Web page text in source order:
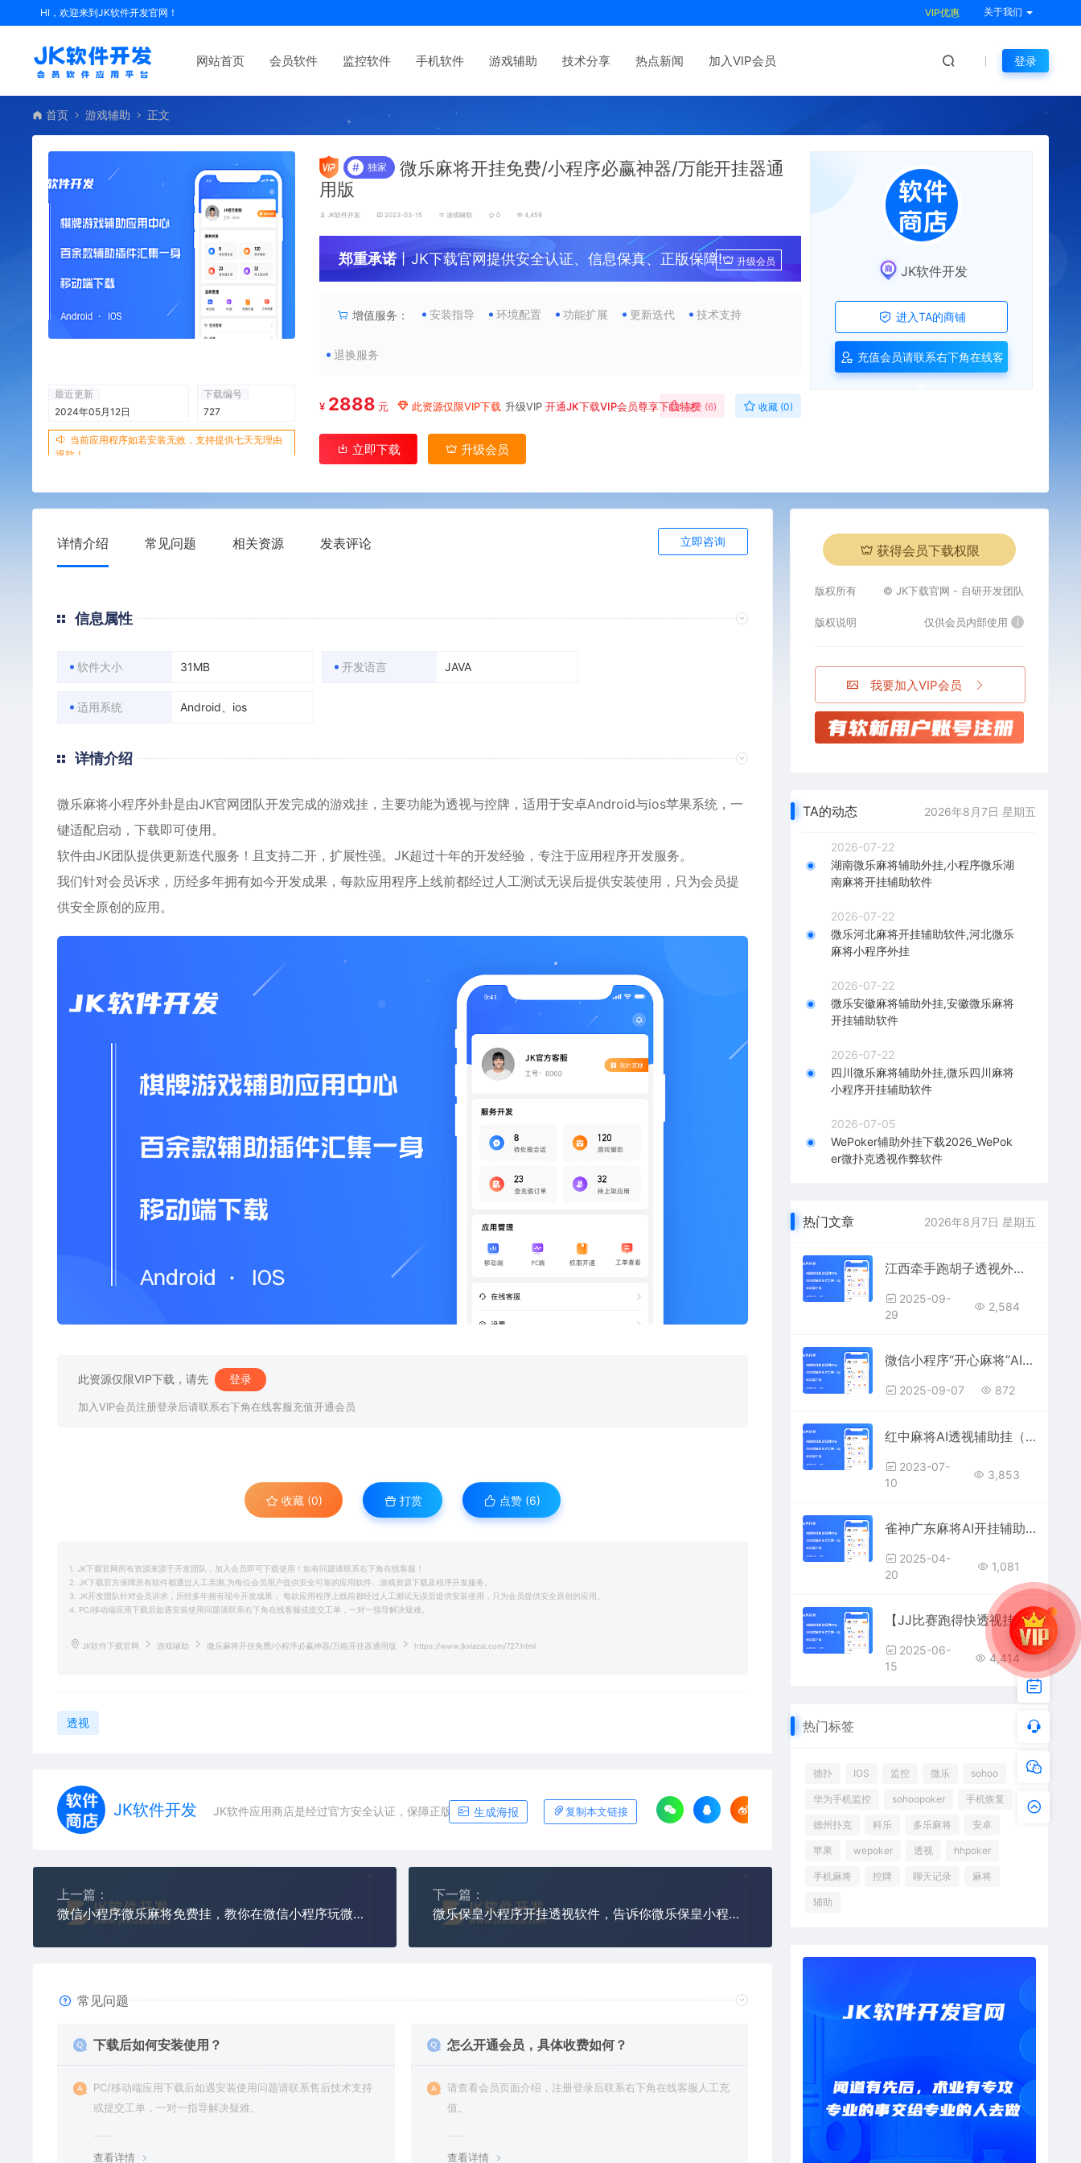
HI，欢迎来到JK软件开发官网！ VIP优惠 关于我们
网站首页 会员软件 监控软件 手机软件 游戏辅助 技术分享 热点新闻 加入VIP会员 登录
首页 游戏辅助 正文
最近更新
2024年05月12日
下载编号
727
当前应用程序如若安装无效，支持提供七天无理由
退款！
# 独家
微乐麻将开挂免费/小程序必赢神器/万能开挂器通
用版
JK软件开发 2023-03-15 游戏辅助 0 4,459
郑重承诺丨JK下载官网提供安全认证、信息保真、正版保障! 升级会员
增值服务： 安装指导 环境配置 功能扩展 更新迭代 技术支持
退换服务
¥ 2888 元 此资源仅限VIP下载 升级VIP 开通JK下载VIP会员尊享下载特权
点赞 (6) 收藏 (0)
立即下载 升级会员
JK软件开发
进入TA的商铺
充值会员请联系右下角在线客
详情介绍 常见问题 相关资源 发表评论 立即咨询
信息属性
软件大小 31MB 开发语言 JAVA
适用系统 Android、ios
详情介绍
微乐麻将小程序外卦是由JK官网团队开发完成的游戏挂，主要功能为透视与控牌，适用于安卓Android与ios苹果系统，一
键适配启动，下载即可使用。
软件由JK团队提供更新迭代服务！且支持二开，扩展性强。JK超过十年的开发经验，专注于应用程序开发服务。
我们针对会员诉求，历经多年拥有如今开发成果，每款应用程序上线前都经过人工测试无误后提供安装使用，只为会员提
供安全原创的应用。
此资源仅限VIP下载，请先 登录
加入VIP会员注册登录后请联系右下角在线客服充值开通会员
收藏 (0) 打赏 点赞 (6)
1. JK下载官网所有资源来源于开发团队，加入会员即可下载使用！如有问题请联系右下角在线客服！
2. JK下载官方保障所有软件都通过人工亲测,为每位会员用户提供安全可靠的应用软件、游戏资源下载及程序开发服务。
3. JK开发团队针对会员诉求，历经多年拥有现今开发成果， 每款应用程序上线前都经过人工测试无误后提供安装使用，只为会员提供安全原创的应用。
4. PC/移动端应用下载后如遇安装使用问题请联系右下角在线客服或提交工单，一对一指导解决疑难。
JK软件下载官网 游戏辅助 微乐麻将开挂免费/小程序必赢神器/万能开挂器通用版 https://www.jkxiazai.com/727.html
透视
JK软件开发 JK软件应用商店是经过官方安全认证，保障正版软件平台生成海报 复制本文链接
上一篇：
微信小程序微乐麻将免费挂，教你在微信小程序玩微乐麻将开挂方法
下一篇：
微乐保皇小程序开挂透视软件，告诉你微乐保皇小程序怎么样开挂
常见问题
下载后如何安装使用？
PC/移动端应用下载后如遇安装使用问题请联系售后技术支持
或提交工单，一对一指导解决疑难。
查看详情
怎么开通会员，具体收费如何？
请查看会员页面介绍，注册登录后联系右下角在线客服人工充
值。
查看详情
获得会员下载权限
版权所有 © JK下载官网 - 自研开发团队
版权说明 仅供会员内部使用 i
我要加入VIP会员
TA的动态 2026年8月7日 星期五
2026-07-22
湖南微乐麻将辅助外挂,小程序微乐湖
南麻将开挂辅助软件
2026-07-22
微乐河北麻将开挂辅助软件,河北微乐
麻将小程序外挂
2026-07-22
微乐安徽麻将辅助外挂,安徽微乐麻将
开挂辅助软件
2026-07-22
四川微乐麻将辅助外挂,微乐四川麻将
小程序开挂辅助软件
2026-07-05
WePoker辅助外挂下载2026_WePok
er微扑克透视作弊软件
热门文章 2026年8月7日 星期五
江西牵手跑胡子透视外挂｜牵手斗地主AI助手｜牵手棋牌作弊器｜牵手麻将控牌换牌神器
2025-09-
29
2,584
微信小程序“开心麻将”AI外挂：作弊透视辅助软件
2025-09-07 872
红中麻将AI透视辅助挂（红中麻将看牌辅助器）
2023-07-
10
3,853
雀神广东麻将AI开挂辅助器,广东雀神麻将控牌透视必赢软件
2025-04-
20
1,081
【JJ比赛跑得快透视挂神器】对手底牌全显+智能出牌节奏掌控！
2025-06-
15
4,414
热门标签
德扑 IOS 监控 微乐 sohoo
华为手机监控 sohoopoker 手机恢复
德州扑克 科乐 多乐麻将 安卓
苹果 wepoker 透视 hhpoker
手机麻将 控牌 聊天记录 麻将
辅助